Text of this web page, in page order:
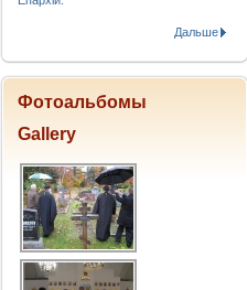
Дальше
Фотоальбомы
Gallery